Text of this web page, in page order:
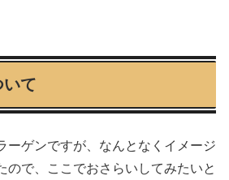
いて
ーゲンですが、なんとなくイメージ
ので、ここでおさらいしてみたいと